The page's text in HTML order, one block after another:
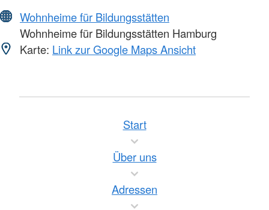
Wohnheime für Bildungsstätten
Wohnheime für Bildungsstätten Hamburg
Karte: Link zur Google Maps Ansicht
Start
Über uns
Adressen